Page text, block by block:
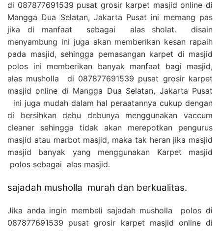
di 087877691539 pusat grosir karpet masjid online di
Mangga Dua Selatan, Jakarta Pusat ini memang pas
jika di manfaat sebagai alas sholat. disain
menyambung ini juga akan memberikan kesan rapaih
pada masjid, sehingga pemasangan karpet di masjid
polos ini memberikan banyak manfaat bagi masjid,
alas musholla di 087877691539 pusat grosir karpet
masjid online di Mangga Dua Selatan, Jakarta Pusat
ini juga mudah dalam hal peraatannya cukup dengan
di bersihkan debu debunya menggunakan vaccum
cleaner sehingga tidak akan merepotkan pengurus
masjid atau marbot masjid, maka tak heran jika masjid
masjid banyak yang menggunakan Karpet masjid
polos sebagai alas masjid.
sajadah musholla murah dan berkualitas.
Jika anda ingin membeli sajadah musholla polos di
087877691539 pusat grosir karpet masjid online di